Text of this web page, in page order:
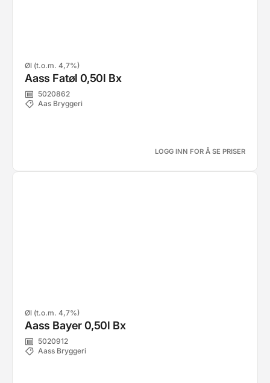
Øl (t.o.m. 4,7%)
Aass Fatøl 0,50l Bx
5020862
Aas Bryggeri
LOGG INN FOR Å SE PRISER
Øl (t.o.m. 4,7%)
Aass Bayer 0,50l Bx
5020912
Aass Bryggeri